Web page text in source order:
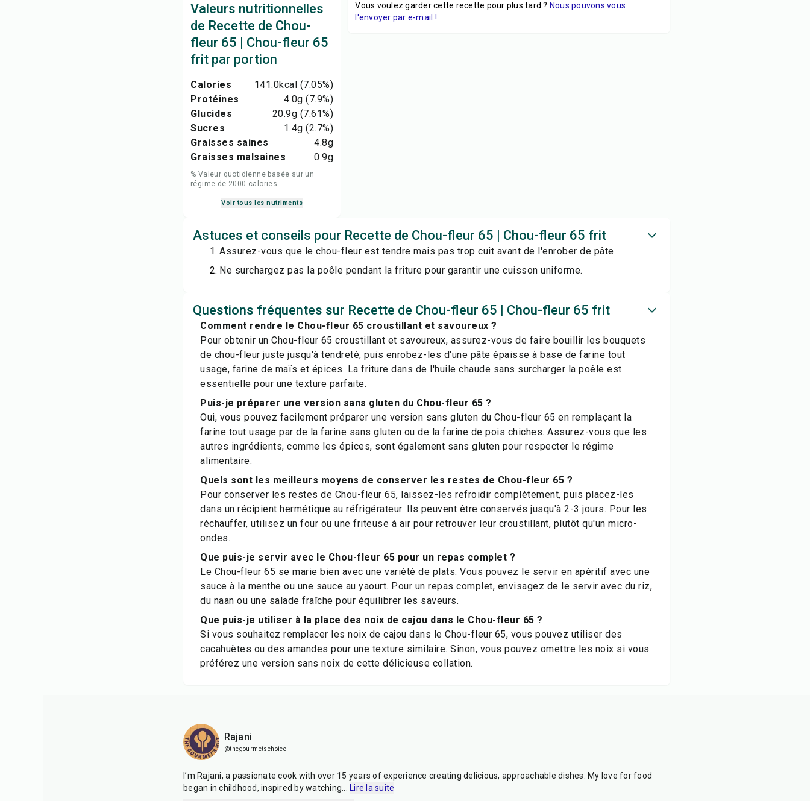
Valeurs nutritionnelles
de Recette de Chou-
fleur 65 | Chou-fleur 65
frit par portion
Calories 141.0kcal (7.05%)
Protéines
4.0g (7.9%)
Glucides
20.9g (7.61%)
Sucres
1.4g (2.7%)
Graisses saines
4.8g
Graisses malsaines
0.9g
% Valeur quotidienne basée sur un
régime de 2000 calories
Voir tous les nutriments
Vous voulez garder cette recette pour plus tard ? Nous pouvons vous
l'envoyer par e-mail !
Astuces et conseils pour Recette de Chou-fleur 65 | Chou-fleur 65 frit
Assurez-vous que le chou-fleur est tendre mais pas trop cuit avant de l'enrober de pâte.
Ne surchargez pas la poêle pendant la friture pour garantir une cuisson uniforme.
Questions fréquentes sur Recette de Chou-fleur 65 | Chou-fleur 65 frit
Comment rendre le Chou-fleur 65 croustillant et savoureux ?
Pour obtenir un Chou-fleur 65 croustillant et savoureux, assurez-vous de faire bouillir les bouquets
de chou-fleur juste jusqu'à tendreté, puis enrobez-les d'une pâte épaisse à base de farine tout
usage, farine de maïs et épices. La friture dans de l'huile chaude sans surcharger la poêle est
essentielle pour une texture parfaite.
Puis-je préparer une version sans gluten du Chou-fleur 65 ?
Oui, vous pouvez facilement préparer une version sans gluten du Chou-fleur 65 en remplaçant la
farine tout usage par de la farine sans gluten ou de la farine de pois chiches. Assurez-vous que les
autres ingrédients, comme les épices, sont également sans gluten pour respecter le régime
alimentaire.
Quels sont les meilleurs moyens de conserver les restes de Chou-fleur 65 ?
Pour conserver les restes de Chou-fleur 65, laissez-les refroidir complètement, puis placez-les
dans un récipient hermétique au réfrigérateur. Ils peuvent être conservés jusqu'à 2-3 jours. Pour les
réchauffer, utilisez un four ou une friteuse à air pour retrouver leur croustillant, plutôt qu'un micro-
ondes.
Que puis-je servir avec le Chou-fleur 65 pour un repas complet ?
Le Chou-fleur 65 se marie bien avec une variété de plats. Vous pouvez le servir en apéritif avec une
sauce à la menthe ou une sauce au yaourt. Pour un repas complet, envisagez de le servir avec du riz,
du naan ou une salade fraîche pour équilibrer les saveurs.
Que puis-je utiliser à la place des noix de cajou dans le Chou-fleur 65 ?
Si vous souhaitez remplacer les noix de cajou dans le Chou-fleur 65, vous pouvez utiliser des
cacahuètes ou des amandes pour une texture similaire. Sinon, vous pouvez omettre les noix si vous
préférez une version sans noix de cette délicieuse collation.
Rajani
@thegourmetschoice
I’m Rajani, a passionate cook with over 15 years of experience creating delicious, approachable dishes. My love for food
began in childhood, inspired by watching
Lire la suite